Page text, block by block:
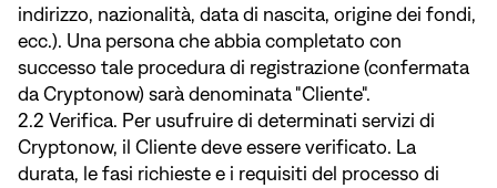
indirizzo, nazionalità, data di nascita, origine dei fondi,
ecc.). Una persona che abbia completato con
successo tale procedura di registrazione (confermata
da Cryptonow) sarà denominata "Cliente".
2.2 Verifica. Per usufruire di determinati servizi di
Cryptonow, il Cliente deve essere verificato. La
durata, le fasi richieste e i requisiti del processo di